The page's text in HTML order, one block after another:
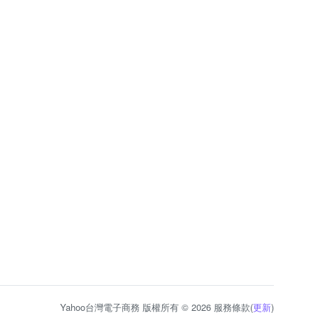
Yahoo台灣電子商務 版權所有 © 2026 服務條款(更新)